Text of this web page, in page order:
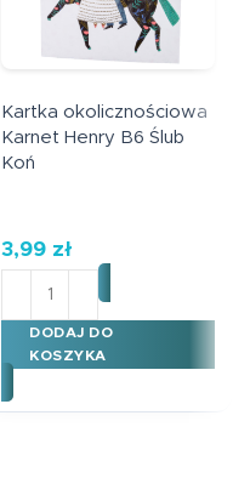
Kartka okolicznościowa
Karnet Henry B6 Ślub
Koń
3,99 zł
DODAJ DO
KOSZYKA